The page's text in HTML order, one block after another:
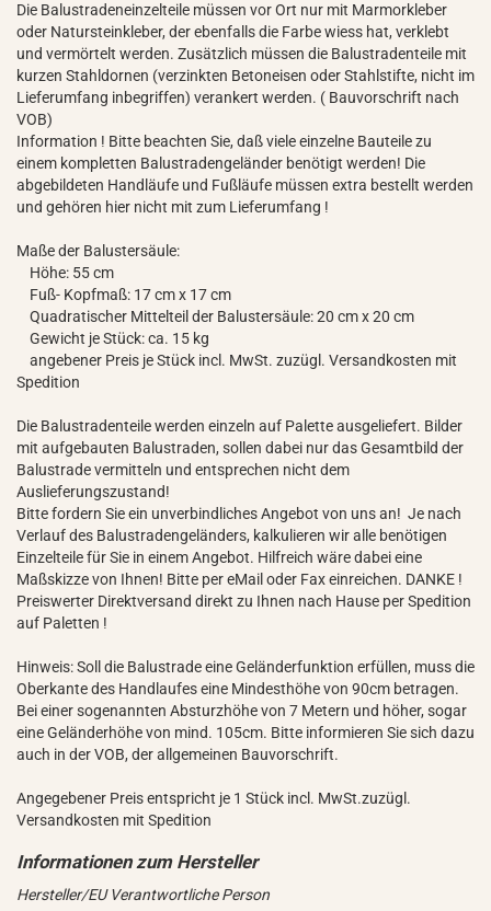
Die Balustradeneinzelteile müssen vor Ort nur mit Marmorkleber
oder Natursteinkleber, der ebenfalls die Farbe wiess hat, verklebt
und vermörtelt werden. Zusätzlich müssen die Balustradenteile mit
kurzen Stahldornen (verzinkten Betoneisen oder Stahlstifte, nicht im
Lieferumfang inbegriffen) verankert werden. ( Bauvorschrift nach
VOB)
Information ! Bitte beachten Sie, daß viele einzelne Bauteile zu
einem kompletten Balustradengeländer benötigt werden! Die
abgebildeten Handläufe und Fußläufe müssen extra bestellt werden
und gehören hier nicht mit zum Lieferumfang !
Maße der Balustersäule:
Höhe: 55 cm
Fuß- Kopfmaß: 17 cm x 17 cm
Quadratischer Mittelteil der Balustersäule: 20 cm x 20 cm
Gewicht je Stück: ca. 15 kg
angebener Preis je Stück incl. MwSt. zuzügl. Versandkosten mit
Spedition
Die Balustradenteile werden einzeln auf Palette ausgeliefert. Bilder
mit aufgebauten Balustraden, sollen dabei nur das Gesamtbild der
Balustrade vermitteln und entsprechen nicht dem
Auslieferungszustand!
Bitte fordern Sie ein unverbindliches Angebot von uns an! Je nach
Verlauf des Balustradengeländers, kalkulieren wir alle benötigen
Einzelteile für Sie in einem Angebot. Hilfreich wäre dabei eine
Maßskizze von Ihnen! Bitte per eMail oder Fax einreichen. DANKE !
Preiswerter Direktversand direkt zu Ihnen nach Hause per Spedition
auf Paletten !
Hinweis: Soll die Balustrade eine Geländerfunktion erfüllen, muss die
Oberkante des Handlaufes eine Mindesthöhe von 90cm betragen.
Bei einer sogenannten Absturzhöhe von 7 Metern und höher, sogar
eine Geländerhöhe von mind. 105cm. Bitte informieren Sie sich dazu
auch in der VOB, der allgemeinen Bauvorschrift.
Angegebener Preis entspricht je 1 Stück incl. MwSt.zuzügl.
Versandkosten mit Spedition
Hersteller/EU Verantwortliche Person